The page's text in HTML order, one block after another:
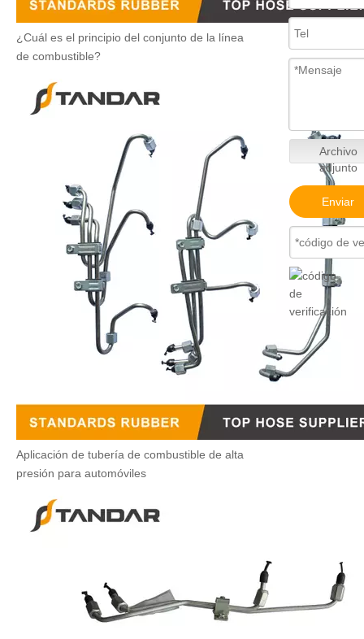
¿Cuál es el principio del conjunto de la línea
de combustible?
Aplicación de tubería de combustible de alta
presión para automóviles
Archivo
adjunto
Enviar